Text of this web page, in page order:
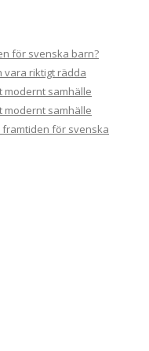
för svenska barn?
vara riktigt rädda
modernt samhälle
modernt samhälle
för svenska